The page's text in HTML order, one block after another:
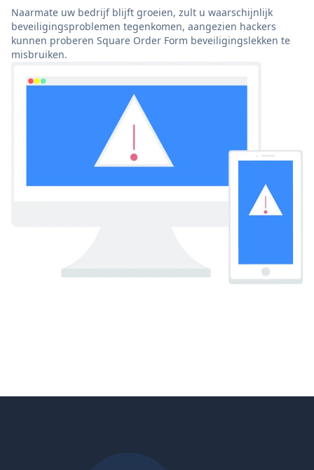
Naarmate uw bedrijf blijft groeien, zult u waarschijnlijk
beveiligingsproblemen tegenkomen, aangezien hackers
kunnen proberen Square Order Form beveiligingslekken te
misbruiken.